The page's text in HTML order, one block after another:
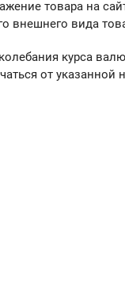
товара на
внешнего вида
курса
от указанной